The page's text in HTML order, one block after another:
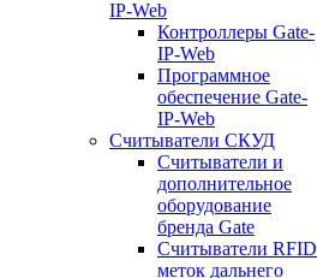
IP-Web
Контроллеры Gate-
IP-Web
Программное
обеспечение Gate-
IP-Web
Считыватели СКУД
Считыватели и
дополнительное
оборудование
бренда Gate
Считыватели RFID
меток дальнего